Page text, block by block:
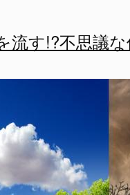
流す!?不思議